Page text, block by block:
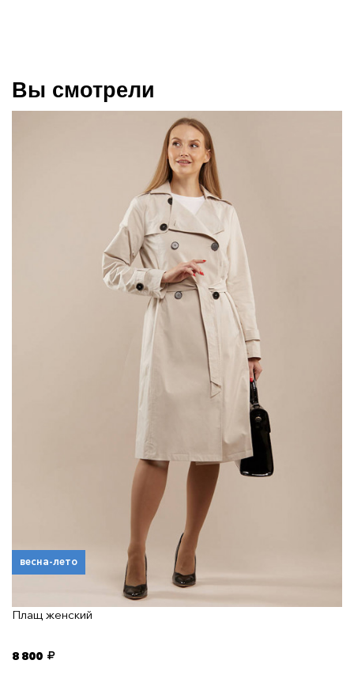
Вы смотрели
весна-лето
Плащ женский
8 800